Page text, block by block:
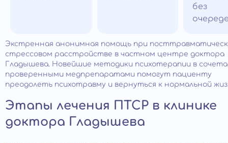
без
Экстренная анонимная помощь при
стрессовом расстройстве в частном центре доктора
Гладышева. Новейшие методики психотерапии в
проверенными медпрепаратами помогут пациенту
преодолеть психотравму и вернуться к нормальной
Этапы лечения ПТСР в клинике
доктора Гладышева